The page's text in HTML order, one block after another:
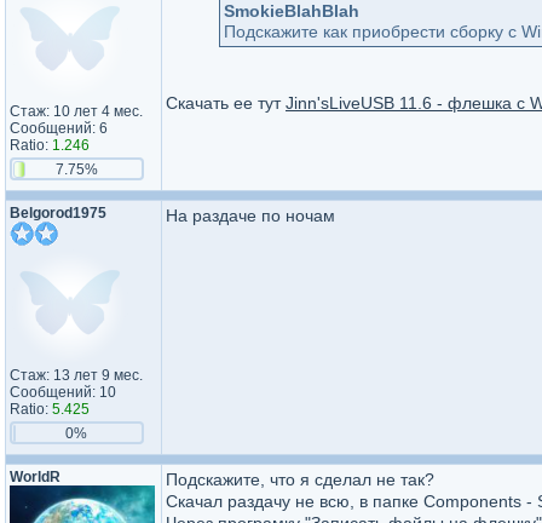
Стаж: 10 лет 4 мес.
Сообщений: 6
Ratio: 1.246
7.75%
SmokieBlahBlah
Подскажите как приобрести сборку с
Скачать ее тутJinn'sLiveUSB 11.6 - флешка с
Belgorod1975
Стаж: 13 лет 9 мес.
Сообщений: 10
Ratio: 5.425
0%
На раздаче по ночам
WorldR
Подскажите, что я сделал не так?
Скачал раздачу не всю, в папке Components